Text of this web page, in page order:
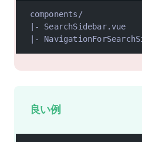
components/
|- SearchSidebar.vue
|-
良い例